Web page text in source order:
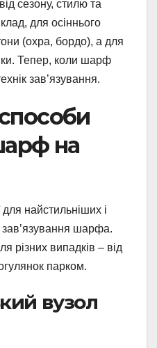
сезону, стилю та
для осіннього
(охра, бордо), а для
Тепер, коли шарф
зав’язування.
на
для найстильніших і
зав’язування шарфа.
різних випадків – від
парком.
вузол